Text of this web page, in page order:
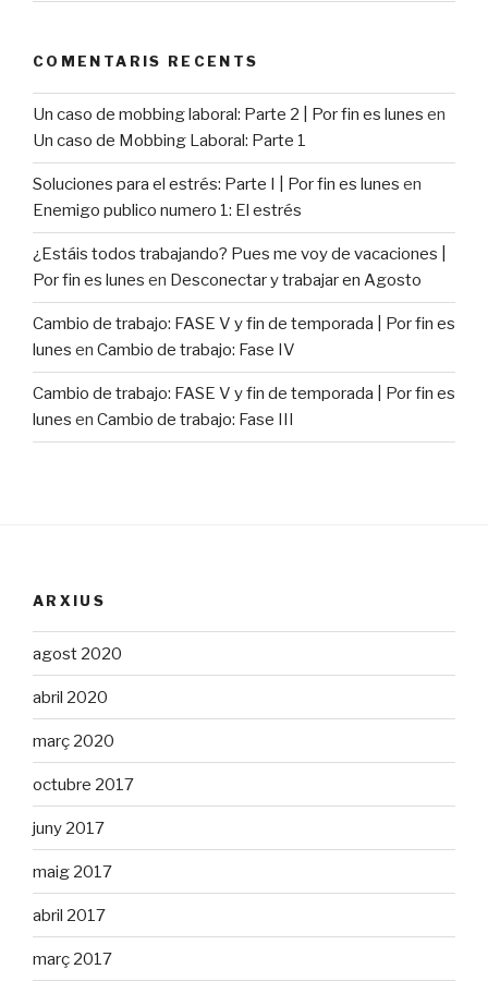
COMENTARIS RECENTS
Un caso de mobbing laboral: Parte 2 | Por fin es lunes en
Un caso de Mobbing Laboral: Parte 1
Soluciones para el estrés: Parte I | Por fin es lunes en
Enemigo publico numero 1: El estrés
¿Estáis todos trabajando? Pues me voy de vacaciones |
Por fin es lunes en Desconectar y trabajar en Agosto
Cambio de trabajo: FASE V y fin de temporada | Por fin es
lunes en Cambio de trabajo: Fase IV
Cambio de trabajo: FASE V y fin de temporada | Por fin es
lunes en Cambio de trabajo: Fase III
ARXIUS
agost 2020
abril 2020
març 2020
octubre 2017
juny 2017
maig 2017
abril 2017
març 2017